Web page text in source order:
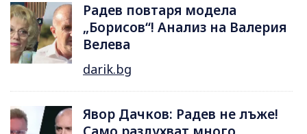
Радев повтаря модела
„Борисов“! Анализ на Валерия
Велева
darik.bg
Явор Дачков: Радев не лъже!